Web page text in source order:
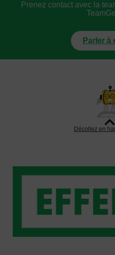
Prenez contact avec la
Parler à
Décollez en